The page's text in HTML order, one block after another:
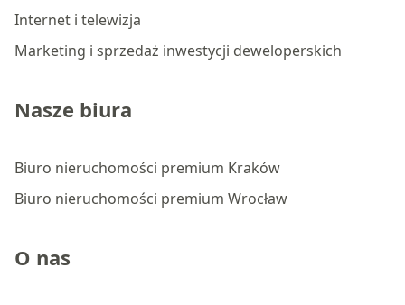
Internet i telewizja
Marketing i sprzedaż inwestycji deweloperskich
Nasze biura
Biuro nieruchomości premium Kraków
Biuro nieruchomości premium Wrocław
O nas